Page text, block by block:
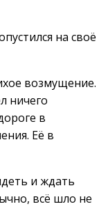
на своё
возмущение.
ничего
в
Её в
и ждать
всё шло не